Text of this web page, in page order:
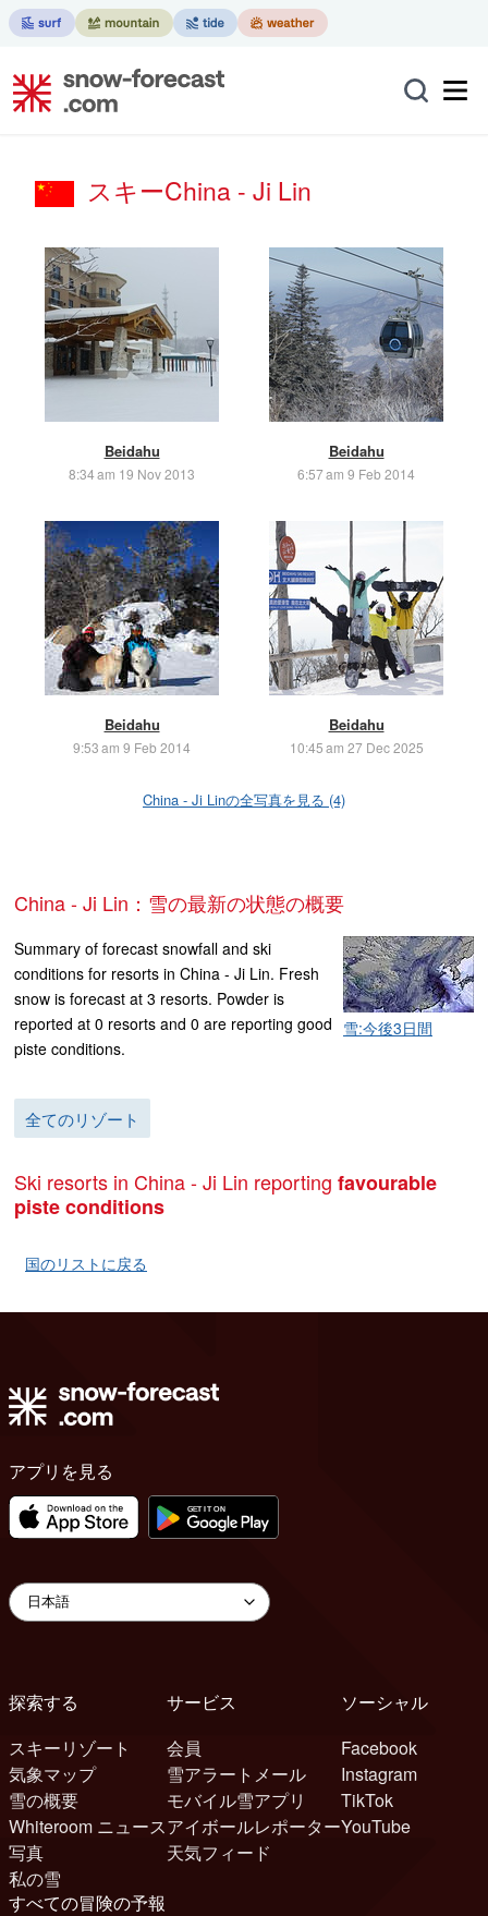
スキーChina - Ji Lin
Beidahu
8:34 am 19 Nov 2013
Beidahu
6:57 am 9 Feb 2014
Beidahu
9:53 am 9 Feb 2014
Beidahu
10:45 am 27 Dec 2025
China - Ji Linの全写真を見る (4)
China - Ji Lin：雪の最新の状態の概要
雪:今後3日間
Summary of forecast snowfall and ski
conditions for resorts in China - Ji Lin. Fresh
snow is forecast at 3 resorts. Powder is
reported at 0 resorts and 0 are reporting good
piste conditions.
全てのリゾート
Ski resorts in China - Ji Lin reporting favourable
piste conditions
国のリストに戻る
アプリを見る
探索する
スキーリゾート
気象マップ
雪の概要
Whiteroom ニュース
写真
私の雪
サービス
会員
雪アラートメール
モバイル雪アプリ
アイボールレポーター
天気フィード
ソーシャル
Facebook
Instagram
TikTok
YouTube
すべての冒険の予報